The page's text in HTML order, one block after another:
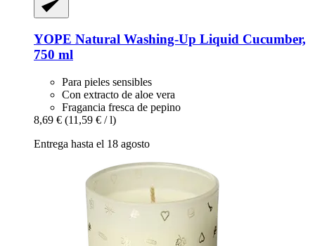
YOPE Natural Washing-​Up Liquid Cucumber,
750 ml
Para pieles sensibles
Con extracto de aloe vera
Fragancia fresca de pepino
8,69 € (11,59 € / l)
Entrega hasta el 18 agosto